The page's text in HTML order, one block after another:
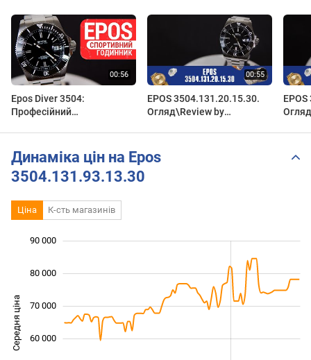
Epos Diver 3504:
Професійний
огляд DEKA
EPOS 3504.131.20.15.30.
Огляд\Review by
Динаміка цін на Epos
3504.131.93.13.30
Ціна К-сть магазинів
Середня ціна 60 000
70 000
80 000
90 000